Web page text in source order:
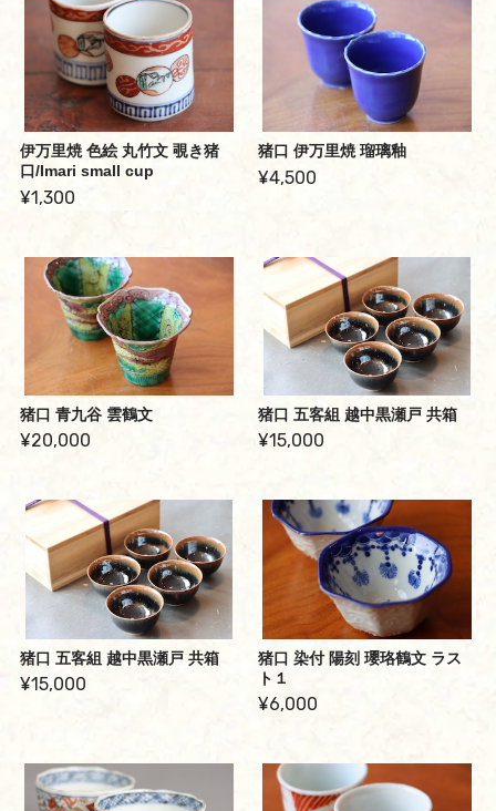
伊万里焼 色絵 丸竹文 覗き猪
口/Imari small cup
¥1,300
猪口 伊万里焼 瑠璃釉
¥4,500
猪口 青九谷 雲鶴文
¥20,000
猪口 五客組 越中黒瀬戸 共箱
¥15,000
猪口 五客組 越中黒瀬戸 共箱
¥15,000
猪口 染付 陽刻 瓔珞鶴文 ラス
ト１
¥6,000